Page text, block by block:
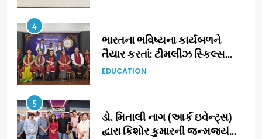
4
ભારતના ભવિષ્યના કાર્યબળને
તૈયાર કરતાં: ટીમલીઝ સ્કિલ્સ
યુનિવર્સિટીએ 65 સ્નાતકોને ડિગ્રી
EDUCATION
5
ડો. મિતાલી નાગ (આર્ક ઇવેન્ટ્સ)
દ્વારા કિશોર કુમારની જન્મજયંતિ